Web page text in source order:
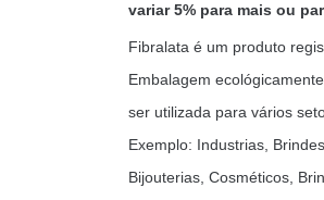
variar 5% para mais ou
Fibralata é um produto
Embalagem
ser utilizada para vários
Exemplo: Industrias,
Bijouterias, Cosméticos,